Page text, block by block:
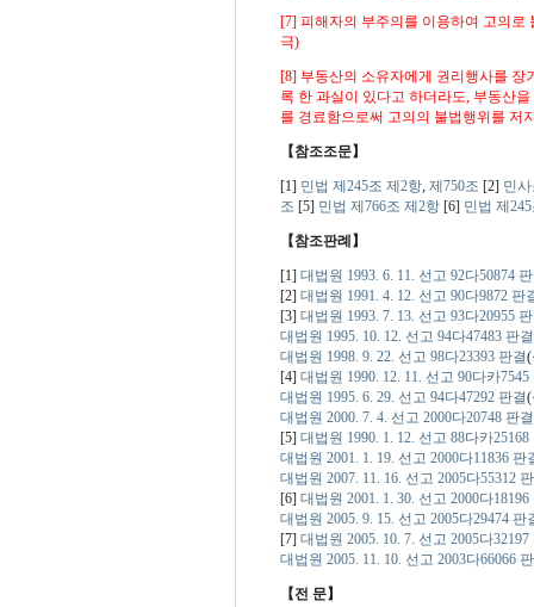
[7] 피해자의 부주의를 이용하여 고의로
극)
[8] 부동산의 소유자에게 권리행사를 장
록 한 과실이 있다고 하더라도, 부동산
를 경료함으로써 고의의 불법행위 를 저
【참조조문】
[1] 민법 제245조 제2항, 제750조 [2] 민
조 [5] 민법 제766조 제2항[6] 민법 제
【참조판례】
[1] 대법원 1993. 6. 11. 선고 92다50874
[2] 대법원 1991. 4. 12. 선고 90다9872 판
[3] 대법원 1993. 7. 13. 선고 93다20955
대법원 1995. 10. 12. 선고 94다47483 판결
대법원 1998. 9. 22. 선고 98다23393 판결(
[4] 대법원 1990. 12. 11. 선고 90다카7545
대법원 1995. 6. 29. 선고 94다47292 판결(
대법원 2000. 7. 4. 선고 2000다20748 판결
[5] 대법원 1990. 1. 12. 선고 88다카25168
대법원 2001. 1. 19. 선고 2000다11836 판
대법원 2007. 11. 16. 선고 2005다55312
[6] 대법원 2001. 1. 30. 선고 2000다18196
대법원 2005. 9. 15. 선고 2005다29474 판
[7] 대법원 2005. 10. 7. 선고 2005다32197
대법원 2005. 11. 10. 선고 2003다66066
【전 문】